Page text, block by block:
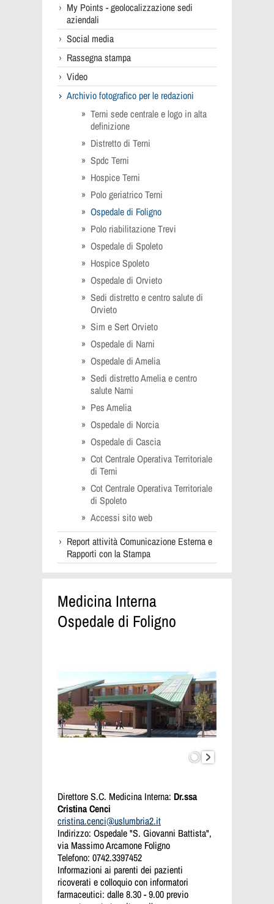
My Points - geolocalizzazione sedi
aziendali
Social media
Rassegna stampa
Video
Archivio fotografico per le redazioni
Terni sede centrale e logo in alta
definizione
Distretto di Terni
Spdc Terni
Hospice Terni
Polo geriatrico Terni
Ospedale di Foligno
Polo riabilitazione Trevi
Ospedale di Spoleto
Hospice Spoleto
Ospedale di Orvieto
Sedi distretto e centro salute di
Orvieto
Sim e Sert Orvieto
Ospedale di Narni
Ospedale di Amelia
Sedi distretto Amelia e centro
salute Narni
Pes Amelia
Ospedale di Norcia
Ospedale di Cascia
Cot Centrale Operativa Territoriale
di Terni
Cot Centrale Operativa Territoriale
di Spoleto
Accessi sito web
Report attività Comunicazione Esterna e
Rapporti con la Stampa
Medicina Interna
Ospedale di Foligno
Direttore S.C. Medicina Interna: Dr.ssa
Cristina Cenci
cristina.cenci@uslumbria2.it
Indirizzo: Ospedale "S. Giovanni Battista",
via Massimo Arcamone Foligno
Telefono: 0742.3397452
Informazioni ai parenti dei pazienti
ricoverati e colloquio con informatori
farmaceutici: dalle 8.30 - 9.00 previo